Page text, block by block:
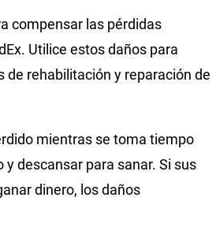
compensar las pérdidas
Utilice estos daños para
rehabilitación y reparación de
mientras se toma tiempo
descansar para sanar. Si sus
dinero, los daños